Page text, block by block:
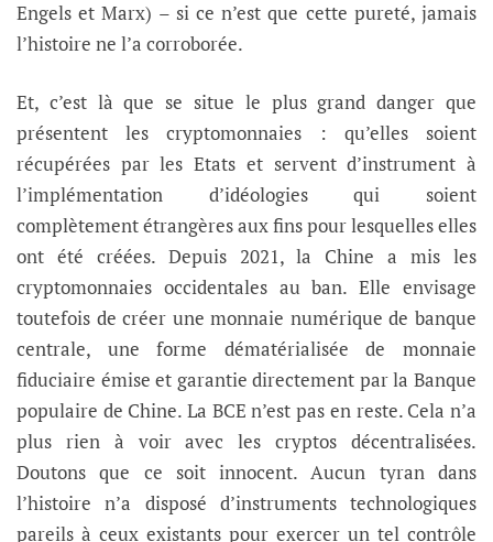
Engels et Marx) – si ce n’est que cette pureté, jamais
l’histoire ne l’a corroborée.
Et, c’est là que se situe le plus grand danger que
présentent les cryptomonnaies : qu’elles soient
récupérées par les Etats et servent d’instrument à
l’implémentation d’idéologies qui soient
complètement étrangères aux fins pour lesquelles elles
ont été créées. Depuis 2021, la Chine a mis les
cryptomonnaies occidentales au ban. Elle envisage
toutefois de créer une monnaie numérique de banque
centrale, une forme dématérialisée de monnaie
fiduciaire émise et garantie directement par la Banque
populaire de Chine. La BCE n’est pas en reste. Cela n’a
plus rien à voir avec les cryptos décentralisées.
Doutons que ce soit innocent. Aucun tyran dans
l’histoire n’a disposé d’instruments technologiques
pareils à ceux existants pour exercer un tel contrôle